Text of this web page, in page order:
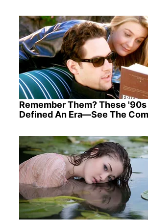
Remember Them? These
Defined An Era—See The